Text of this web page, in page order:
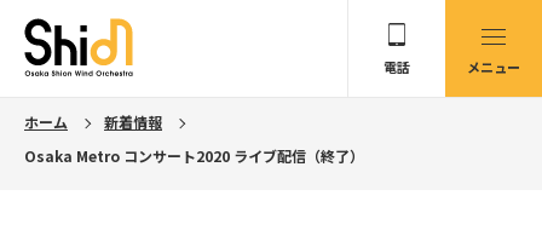
メニュー
電話
ホーム
新着情報
Osaka Metro コンサート2020 ライブ配信（終了）